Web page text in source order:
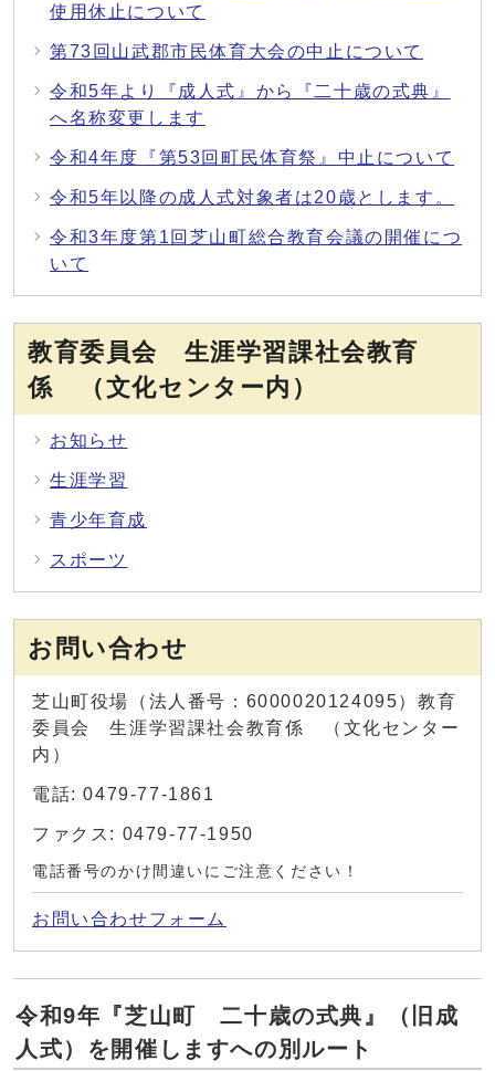
使用休止について
第73回山武郡市民体育大会の中止について
令和5年より『成人式』から『二十歳の式典』
へ名称変更します
令和4年度『第53回町民体育祭』中止について
令和5年以降の成人式対象者は20歳とします。
令和3年度第1回芝山町総合教育会議の開催につ
いて
教育委員会 生涯学習課社会教育
係 （文化センター内）
お知らせ
生涯学習
青少年育成
スポーツ
お問い合わせ
芝山町役場（法人番号：6000020124095）教育
委員会 生涯学習課社会教育係 （文化センター
内）
電話: 0479-77-1861
ファクス: 0479-77-1950
電話番号のかけ間違いにご注意ください！
お問い合わせフォーム
令和9年『芝山町 二十歳の式典』（旧成
人式）を開催しますへの別ルート